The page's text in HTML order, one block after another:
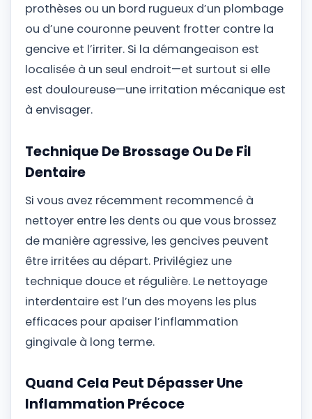
prothèses ou un bord rugueux d’un plombage
ou d’une couronne peuvent frotter contre la
gencive et l’irriter. Si la démangeaison est
localisée à un seul endroit—et surtout si elle
est douloureuse—une irritation mécanique est
à envisager.
Technique De Brossage Ou De Fil
Dentaire
Si vous avez récemment recommencé à
nettoyer entre les dents ou que vous brossez
de manière agressive, les gencives peuvent
être irritées au départ. Privilégiez une
technique douce et régulière. Le nettoyage
interdentaire est l’un des moyens les plus
efficaces pour apaiser l’inflammation
gingivale à long terme.
Quand Cela Peut Dépasser Une
Inflammation Précoce